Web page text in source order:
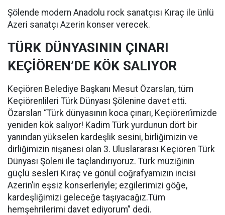
Şölende modern Anadolu rock sanatçısı Kıraç ile ünlü
Azeri sanatçı Azerin konser verecek.
TÜRK DÜNYASININ ÇINARI
KEÇİÖREN’DE KÖK SALIYOR
Keçiören Belediye Başkanı Mesut Özarslan, tüm
Keçiörenlileri Türk Dünyası Şölenine davet etti.
Özarslan “Türk dünyasının koca çınarı, Keçiören’imizde
yeniden kök salıyor! Kadim Türk yurdunun dört bir
yanından yükselen kardeşlik sesini, birliğimizin ve
dirliğimizin nişanesi olan 3. Uluslararası Keçiören Türk
Dünyası Şöleni ile taçlandırıyoruz. Türk müziğinin
güçlü sesleri Kıraç ve gönül coğrafyamızın incisi
Azerin’in eşsiz konserleriyle; ezgilerimizi göğe,
kardeşliğimizi geleceğe taşıyacağız.Tüm
hemşehrilerimi davet ediyorum” dedi.